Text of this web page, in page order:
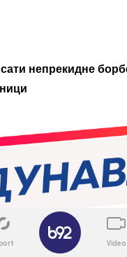
непрекидне
Video
✕